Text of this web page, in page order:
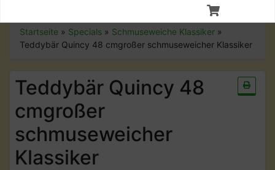
Startseite » Specials » Schmuseweiche Klassiker »
Teddybär Quincy 48 cmgroßer schmuseweicher Klassiker
Teddybär Quincy 48
cmgroßer
schmuseweicher
Klassiker